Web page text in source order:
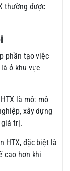
thường được
phần tạo việc
ở khu vực
HTX là một mô
xây dựng
giá trị.
HTX, đặc biệt là
cao hơn khi